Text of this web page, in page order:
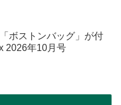
ボストンバッグ」が付
2026年10月号